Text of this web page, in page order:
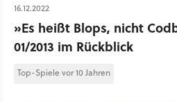
16.12.2022
»Es heißt Blops, nicht
01/2013 im Rückblick
Top-Spiele vor 10 Jahren